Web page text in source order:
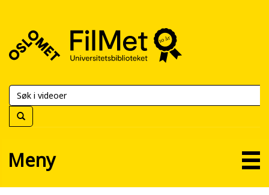
FilMet
Universitetsbiblioteket
Meny